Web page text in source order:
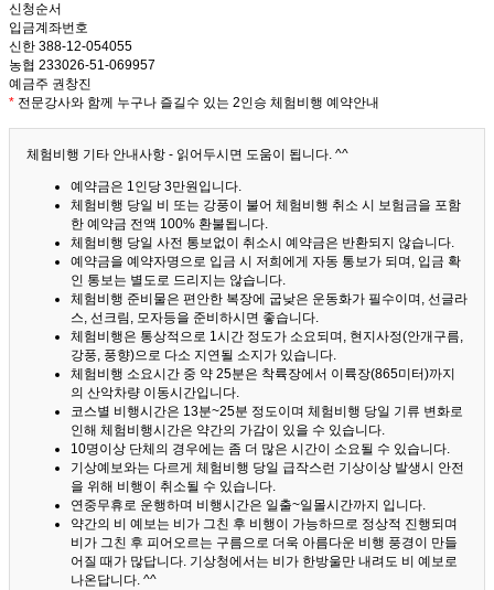
신청순서
입금계좌번호
신한 388-12-054055
농협 233026-51-069957
예금주 권창진
* 전문강사와 함께 누구나 즐길수 있는 2인승 체험비행 예약안내
체험비행 기타 안내사항 - 읽어두시면 도움이 됩니다. ^^
예약금은 1인당 3만원입니다.
체험비행 당일 비 또는 강풍이 불어 체험비행 취소 시 보험금을 포함
한 예약금 전액 100% 환불됩니다.
체험비행 당일 사전 통보없이 취소시 예약금은 반환되지 않습니다.
예약금을 예약자명으로 입금 시 저희에게 자동 통보가 되며, 입금 확
인 통보는 별도로 드리지는 않습니다.
체험비행 준비물은 편안한 복장에 굽낮은 운동화가 필수이며, 선글라
스, 선크림, 모자등을 준비하시면 좋습니다.
체험비행은 통상적으로 1시간 정도가 소요되며, 현지사정(안개구름,
강풍, 풍향)으로 다소 지연될 소지가 있습니다.
체험비행 소요시간 중 약 25분은 착륙장에서 이륙장(865미터)까지
의 산악차량 이동시간입니다.
코스별 비행시간은 13분~25분 정도이며 체험비행 당일 기류 변화로
인해 체험비행시간은 약간의 가감이 있을 수 있습니다.
10명이상 단체의 경우에는 좀 더 많은 시간이 소요될 수 있습니다.
기상예보와는 다르게 체험비행 당일 급작스런 기상이상 발생시 안전
을 위해 비행이 취소될 수 있습니다.
연중무휴로 운행하며 비행시간은 일출~일몰시간까지 입니다.
약간의 비 예보는 비가 그친 후 비행이 가능하므로 정상적 진행되며
비가 그친 후 피어오르는 구름으로 더욱 아름다운 비행 풍경이 만들
어질 때가 많답니다. 기상청에서는 비가 한방울만 내려도 비 예보로
나온답니다. ^^